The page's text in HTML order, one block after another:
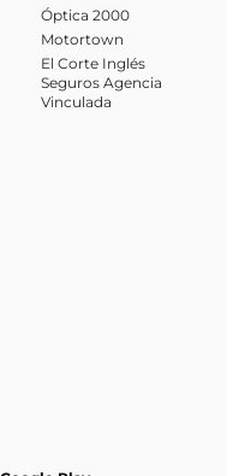
Óptica 2000
Motortown
El Corte Inglés
Seguros Agencia
Vinculada